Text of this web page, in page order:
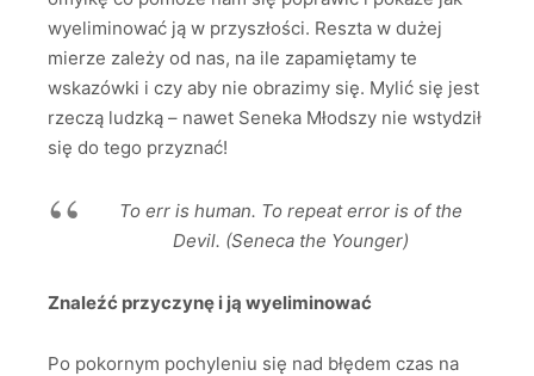
wyeliminować ją w przyszłości. Reszta w dużej
mierze zależy od nas, na ile zapamiętamy te
wskazówki i czy aby nie obrazimy się. Mylić się jest
rzeczą ludzką – nawet Seneka Młodszy nie wstydził
się do tego przyznać!
To err is human. To repeat error is of the
Devil. (Seneca the Younger)
Znaleźć przyczynę i ją wyeliminować
Po pokornym pochyleniu się nad błędem czas na